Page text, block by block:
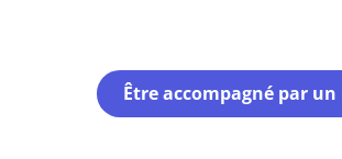
Être accompagné par un